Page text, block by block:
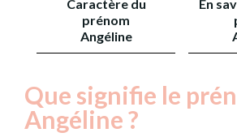
Caractère du
prénom
Angéline
En
Que signifie le
Angéline ?